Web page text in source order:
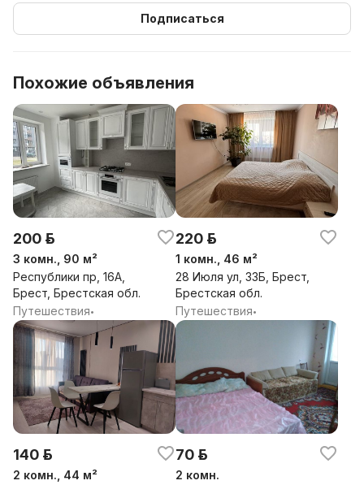
Подписаться
Похожие объявления
200 р.
3 комн., 90 м²
Республики пр, 16А,
Брест, Брестская обл.
Путешествия•
220 р.
1 комн., 46 м²
28 Июля ул, 33Б, Брест,
Брестская обл.
Путешествия•
140 р.
2 комн., 44 м²
70 р.
2 комн.